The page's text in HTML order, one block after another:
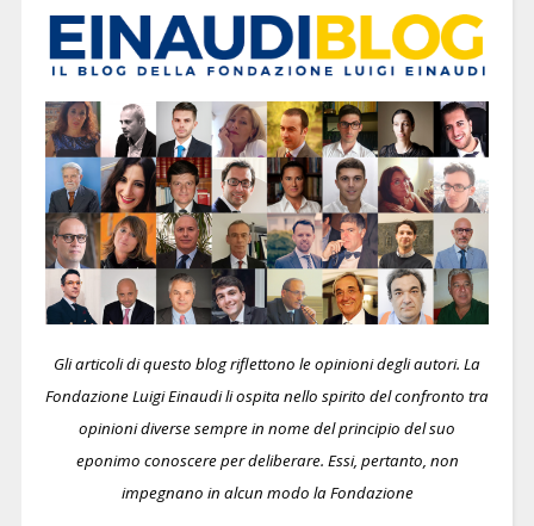
Gli articoli di questo blog riflettono le opinioni degli autori. La
Fondazione Luigi Einaudi li ospita nello spirito del confronto tra
opinioni diverse sempre in nome del principio del suo
eponimo conoscere per deliberare. Essi, pertanto, non
impegnano in alcun modo la Fondazione